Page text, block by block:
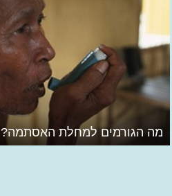
מה הגורמים למחלת האסתמה?